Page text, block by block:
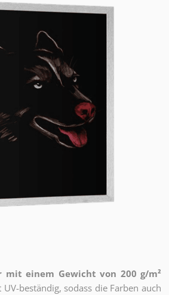
mit einem Gewicht von 200 g/m²
beständig, sodass die Farben auch